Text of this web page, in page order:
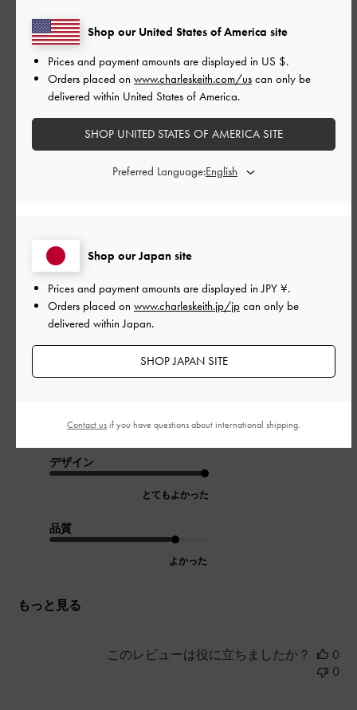
よかった
品質
とてもよかった
ご利用者様
きれいに良い感じでした宜しく
お願いします
デザイン
とてもよかった
品質
よかった
もっと見る
このレビューは役に立ちましたか？
0
0
Shop our Japan site
Prices and payment amounts are displayed inJPY ¥.
Orders placed on www.charleskeith.jp/jp can only be
delivered within Japan.
SHOP JAPAN SITE
Shop our United States of America site
Prices and payment amounts are displayed in US $.
Orders placed on www.charleskeith.com/us can only be
delivered within United States of America.
SHOP UNITED STATES OF AMERICA SITE
Preferred Language:
Contact usif you have questions about international shipping.